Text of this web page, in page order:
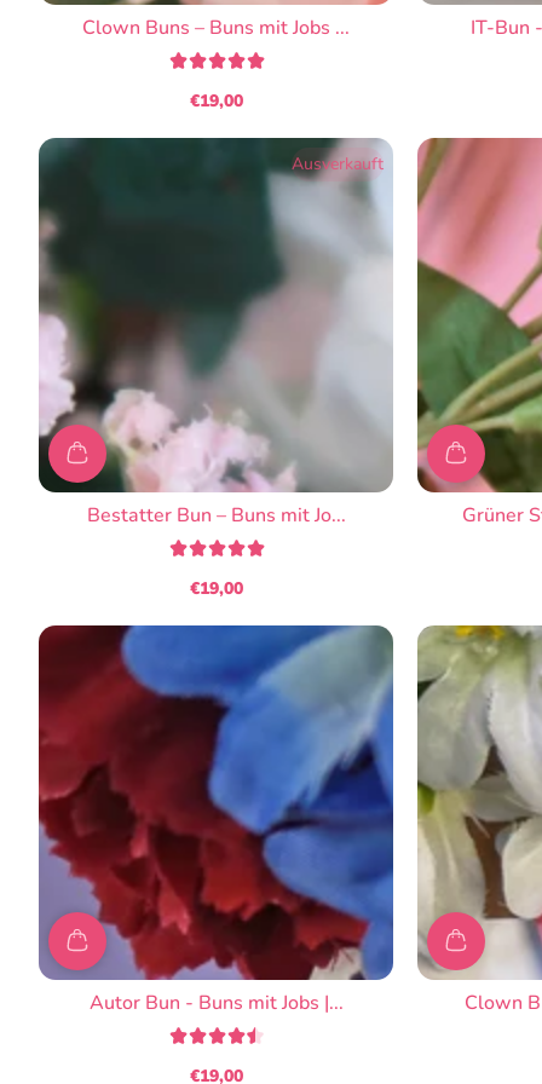
Clown Buns – Buns mit Jobs ...
Regulärer
Preis
€19,00
IT-Bun
Ausverkauft
Bestatter Bun – Buns mit Jo...
Regulärer
Preis
€19,00
Grüner
Autor Bun - Buns mit Jobs |...
€19,00
Clown